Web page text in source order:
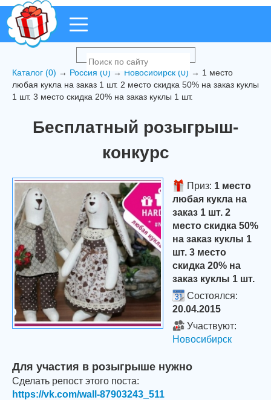
Каталог (0) → Россия (0) → Новосибирск (0) → 1 место
любая кукла на заказ 1 шт. 2 место скидка 50% на заказ куклы
1 шт. 3 место скидка 20% на заказ куклы 1 шт.
Бесплатный розыгрыш-
конкурс
Приз: 1 место
любая кукла на
заказ 1 шт. 2
место скидка 50%
на заказ куклы 1
шт. 3 место
скидка 20% на
заказ куклы 1 шт.
Состоялся:
20.04.2015
Участвуют:
Новосибирск
Для участия в розыгрыше нужно
Сделать репост этого поста:
https://vk.com/wall-87903243_511